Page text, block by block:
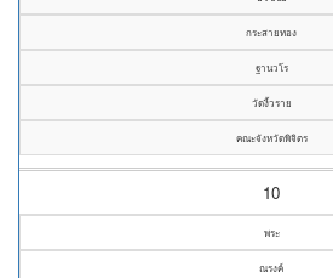
กระสายทอง
ฐานวโร
วัดงิ้วราย
คณะจังหวัดพิจิตร
10
พระ
ณรงค์